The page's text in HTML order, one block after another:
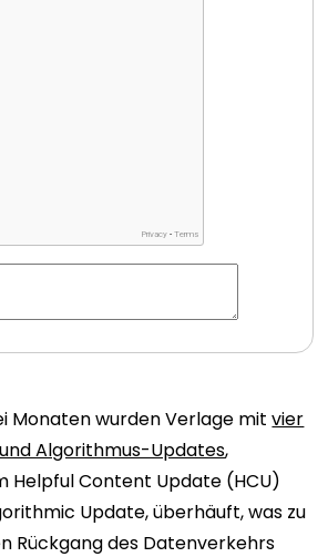
Monaten wurden Verlage mitvier
Algorithmus-Updates,
Helpful Content Update (HCU)
Update, überhäuft, was zu
Rückgang des Datenverkehrs